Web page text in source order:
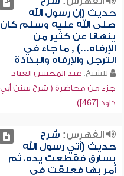
حديث (إن رسول الله
صلى الله عليه وسلم كان
ينهانا عن كثير من
الإرفاه...) , ما جاء في
الترجل والإرفاه والبذاذة
للشيخ: عبد المحسن العباد
جزء من محاضرة ( شرح سنن أبي
داود [467])
الفهرس: شرح
حديث (أتي رسول الله
بسارق فقطعت يده، ثم
أمر بها فعلقت في